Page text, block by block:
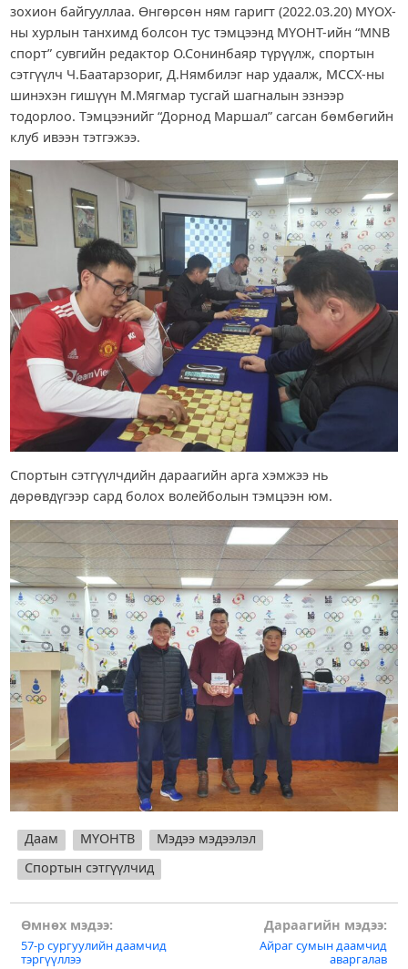
зохион байгууллаа. Өнгөрсөн ням гаригт (2022.03.20) МҮОХ-
ны хурлын танхимд болсон тус тэмцээнд МҮОНТ-ийн “MNB
спорт” сувгийн редактор О.Сонинбаяр түрүүлж, спортын
сэтгүүлч Ч.Баатарзориг, Д.Нямбилэг нар удаалж, МССХ-ны
шинэхэн гишүүн М.Мягмар тусгай шагналын эзнээр
тодорлоо. Тэмцээнийг “Дорнод Маршал” сагсан бөмбөгийн
клуб ивээн тэтгэжээ.
Спортын сэтгүүлчдийн дараагийн арга хэмжээ нь
дөрөвдүгээр сард болох волейболын тэмцээн юм.
Даам МҮОНТВ
Мэдээ мэдээлэл
Спортын сэтгүүлчид
Post
navigation
Өмнөх мэдээ:
57-р сургуулийн даамчид
тэргүүллээ
Дараагийн мэдээ:
Айраг сумын даамчид
аваргалав